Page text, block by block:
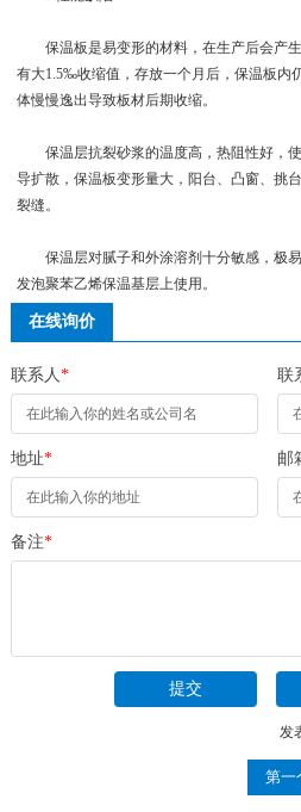
保温板是易变形的材料，在生产后会产生
有大1.5‰收缩值，存放一个月后，保温板内
体慢慢逸出导致板材后期收缩。
保温层抗裂砂浆的温度高，热阻性好，使
导扩散，保温板变形量大，阳台、凸窗、挑
裂缝。
保温层对腻子和外涂溶剂十分敏感，极易
发泡聚苯乙烯保温基层上使用。
在线询价
联系人* 联
地址* 邮
备注*
发
第一